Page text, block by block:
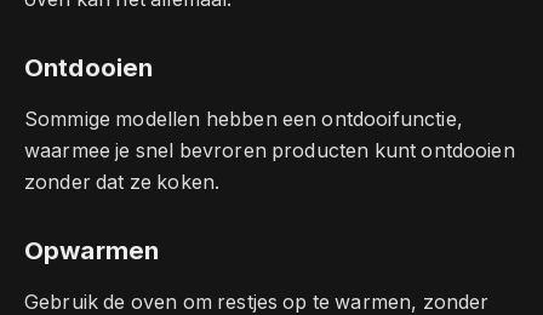
Ontdooien
Sommige modellen hebben een ontdooifunctie,
waarmee je snel bevroren producten kunt ontdooien
zonder dat ze koken.
Opwarmen
Gebruik de oven om restjes op te warmen, zonder